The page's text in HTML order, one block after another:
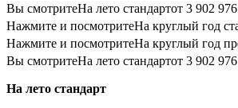
Вы смотритеНа лето стандартот 3 902
Нажмите и посмотритеНа круглый год
Нажмите и посмотритеНа круглый год
Вы смотритеНа лето стандартот 3 902
На лето стандарт